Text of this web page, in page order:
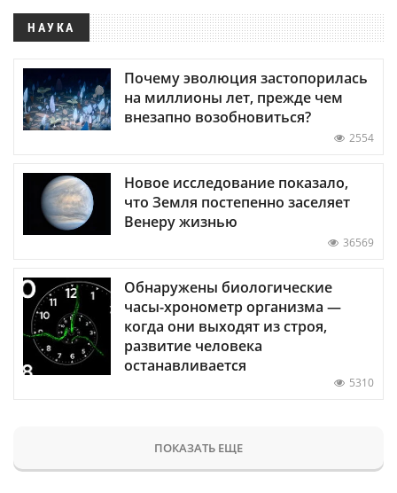
НАУКА
Почему эволюция застопорилась
на миллионы лет, прежде чем
внезапно возобновиться?
2554
Новое исследование показало,
что Земля постепенно заселяет
Венеру жизнью
36569
Обнаружены биологические
часы-хронометр организма —
когда они выходят из строя,
развитие человека
останавливается
5310
ПОКАЗАТЬ ЕЩЕ